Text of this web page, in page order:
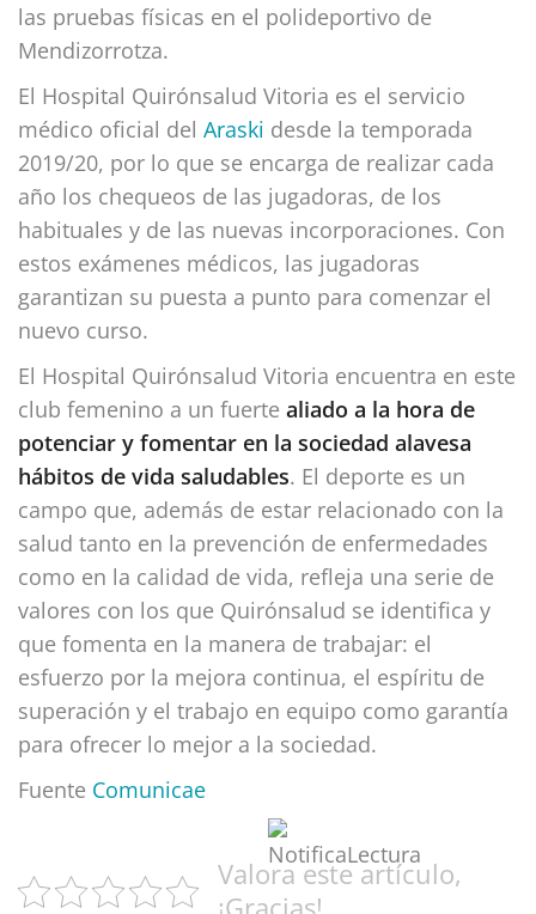
las pruebas físicas en el polideportivo de
Mendizorrotza.
El Hospital Quirónsalud Vitoria es el servicio
médico oficial del Araski desde la temporada
2019/20, por lo que se encarga de realizar cada
año los chequeos de las jugadoras, de los
habituales y de las nuevas incorporaciones. Con
estos exámenes médicos, las jugadoras
garantizan su puesta a punto para comenzar el
nuevo curso.
El Hospital Quirónsalud Vitoria encuentra en este
club femenino a un fuerte aliado a la hora de
potenciar y fomentar en la sociedad alavesa
hábitos de vida saludables. El deporte es un
campo que, además de estar relacionado con la
salud tanto en la prevención de enfermedades
como en la calidad de vida, refleja una serie de
valores con los que Quirónsalud se identifica y
que fomenta en la manera de trabajar: el
esfuerzo por la mejora continua, el espíritu de
superación y el trabajo en equipo como garantía
para ofrecer lo mejor a la sociedad.
Fuente Comunicae
Valora este artículo,